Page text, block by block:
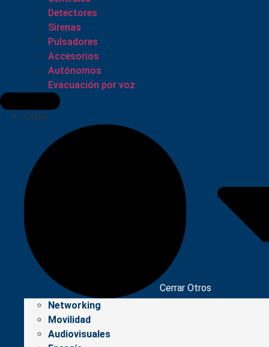
Detectores
Sirenas
Pulsadores
Accesorios
Autónomos
Evacuación por voz
Otros
Cerrar Otros
Networking
Movilidad
Audiovisuales